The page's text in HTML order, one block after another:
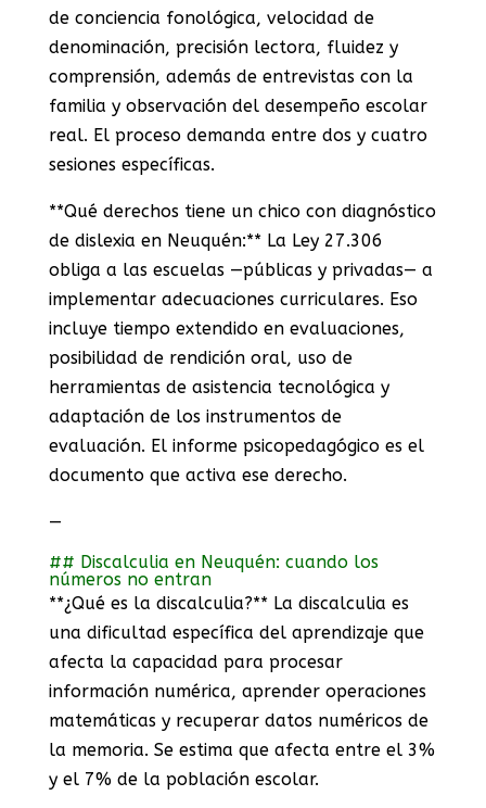
de conciencia fonológica, velocidad de
denominación, precisión lectora, fluidez y
comprensión, además de entrevistas con la
familia y observación del desempeño escolar
real. El proceso demanda entre dos y cuatro
sesiones específicas.
**Qué derechos tiene un chico con diagnóstico
de dislexia en Neuquén:** La Ley 27.306
obliga a las escuelas —públicas y privadas— a
implementar adecuaciones curriculares. Eso
incluye tiempo extendido en evaluaciones,
posibilidad de rendición oral, uso de
herramientas de asistencia tecnológica y
adaptación de los instrumentos de
evaluación. El informe psicopedagógico es el
documento que activa ese derecho.
—
## Discalculia en Neuquén: cuando los
números no entran
**¿Qué es la discalculia?** La discalculia es
una dificultad específica del aprendizaje que
afecta la capacidad para procesar
información numérica, aprender operaciones
matemáticas y recuperar datos numéricos de
la memoria. Se estima que afecta entre el 3%
y el 7% de la población escolar.